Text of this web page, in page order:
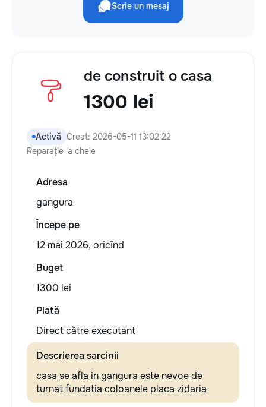
Scrie un mesaj
de construit o casa
1300 lei
Activă Creat: 2026-05-11 13:02:22
Reparație la cheie
Adresa
gangura
Începe pe
12 mai 2026, oricînd
Buget
1300 lei
Plată
Direct către executant
Descrierea sarcinii
casa se afla in gangura este nevoe de
turnat fundatia coloanele placa zidaria